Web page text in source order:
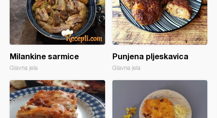
Milankine sarmice
Glavna jela
Punjena pljeskavica
Glavna jela